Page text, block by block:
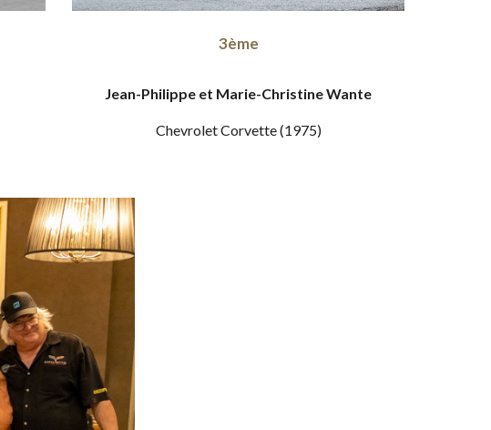
3ème
Jean-Philippe et Marie-Christine Wante
Chevrolet Corvette (1975)